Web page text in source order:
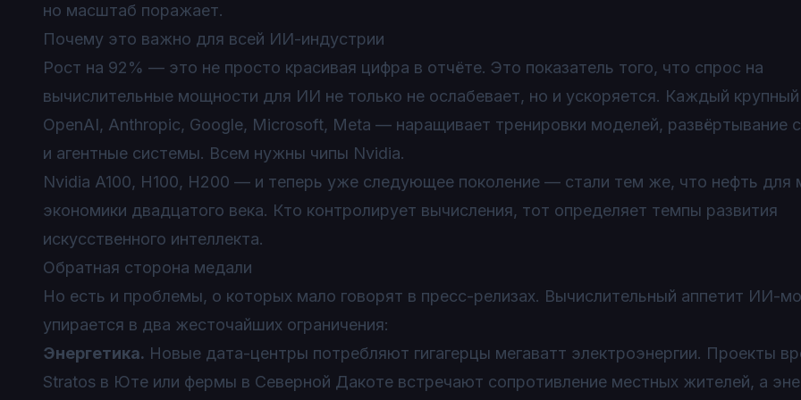
но масштаб поражает.
Почему это важно для всей ИИ-индустрии
Рост на 92% — это не просто красивая цифра в отчёте. Это показатель того, что спрос на
вычислительные мощности для ИИ не только не ослабевает, но и ускоряется. Каждый
OpenAI, Anthropic, Google, Microsoft, Meta — наращивает тренировки моделей, развёртывание
и агентные системы. Всем нужны чипы Nvidia.
Nvidia A100, H100, H200 — и теперь уже следующее поколение — стали тем же, что нефть для
экономики двадцатого века. Кто контролирует вычисления, тот определяет темпы развития
искусственного интеллекта.
Обратная сторона медали
Но есть и проблемы, о которых мало говорят в пресс-релизах. Вычислительный аппетит ИИ-
упирается в два жесточайших ограничения:
Энергетика. Новые дата-центры потребляют гигагерцы мегаватт электроэнергии. Проекты
Stratos в Юте или фермы в Северной Дакоте встречают сопротивление местных жителей, а